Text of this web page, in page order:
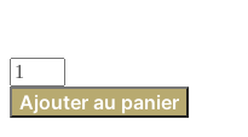
quantité
de
Tableau
Ajouter au panier